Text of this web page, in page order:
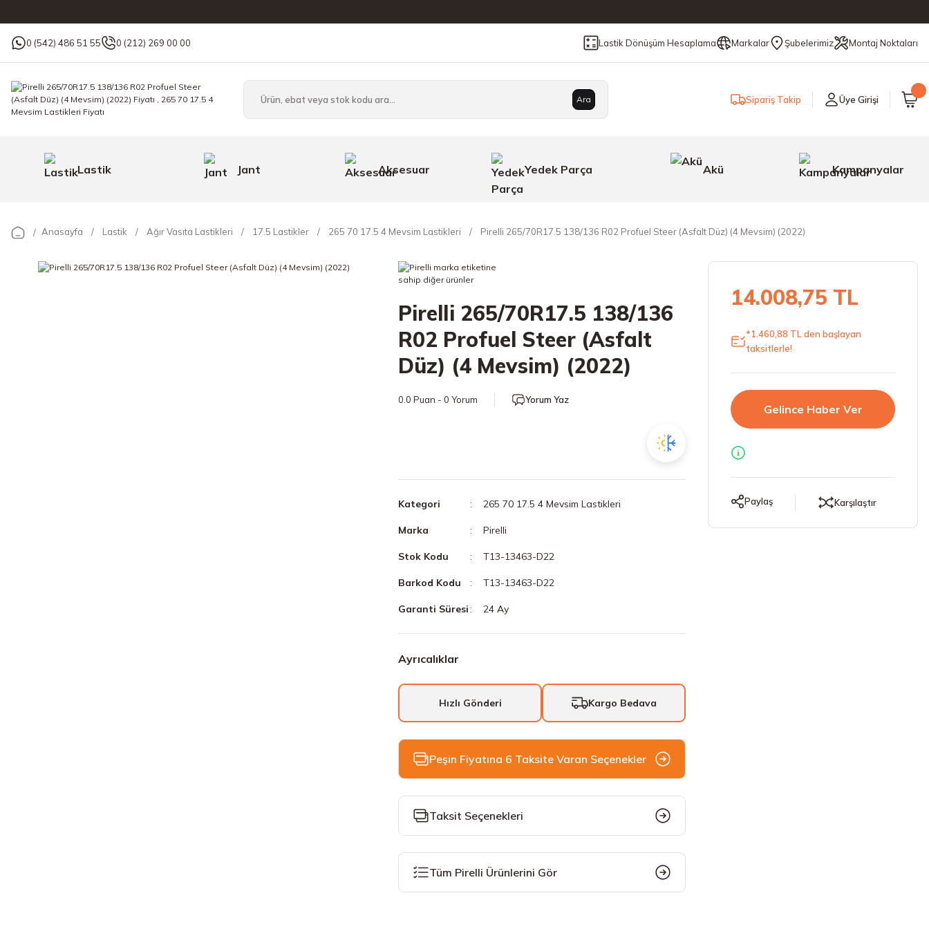
0 (542) 486 51 55 0 (212) 269 00 00 Lastik Dönüşüm Hesaplama Markalar Şubelerimiz Montaj Noktaları
Ara Sipariş Takip Üye Girişi
Lastik Jant Aksesuar Yedek Parça Akü Kampanyalar
Anasayfa Lastik Ağır Vasıta Lastikleri 17.5 Lastikler 265 70 17.5 4 Mevsim Lastikleri Pirelli 265/70R17.5 138/136 R02 Profuel Steer (Asfalt Düz) (4 Mevsim) (2022)
Pirelli 265/70R17.5 138/136
R02 Profuel Steer (Asfalt
Düz) (4 Mevsim) (2022)
0.0 Puan - 0 Yorum Yorum Yaz
Kategori 265 70 17.5 4 Mevsim Lastikleri
Marka Pirelli
Stok Kodu T13-13463-D22
Barkod Kodu T13-13463-D22
Garanti Süresi 24 Ay
Ayrıcalıklar
Hızlı Gönderi Kargo Bedava
Peşin Fiyatına 6 Taksite Varan Seçenekler
Taksit Seçenekleri
Tüm Pirelli Ürünlerini Gör
14.008,75 TL
*1.460,88 TL den başlayan
taksitlerle!
Gelince Haber Ver
Paylaş Karşılaştır